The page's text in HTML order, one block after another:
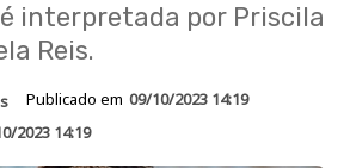
interpretada por Priscila
Reis.
Publicado em 09/10/2023 14:19
2023 14:19